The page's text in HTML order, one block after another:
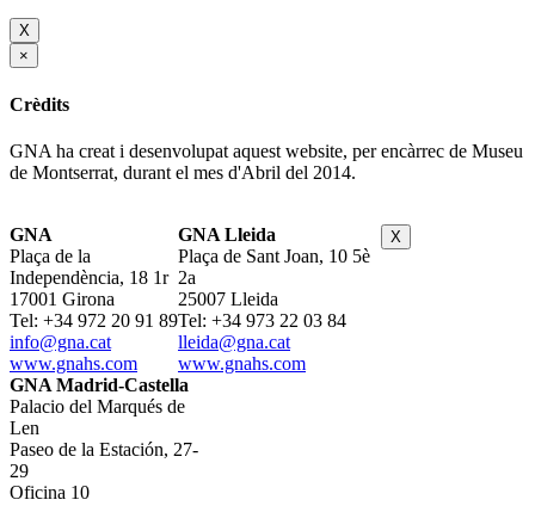
X
×
Crèdits
GNA ha creat i desenvolupat aquest website, per encàrrec de Museu
de Montserrat, durant el mes d'Abril del 2014.
GNA
Plaça de la
Independència, 18 1r
17001 Girona
Tel: +34 972 20 91 89
info@gna.cat
www.gnahs.com
GNA Lleida
Plaça de Sant Joan, 10 5è
2a
25007 Lleida
Tel: +34 973 22 03 84
lleida@gna.cat
www.gnahs.com
GNA Madrid-Castella
Palacio del Marqués de
Len
Paseo de la Estación, 27-
29
Oficina 10
X